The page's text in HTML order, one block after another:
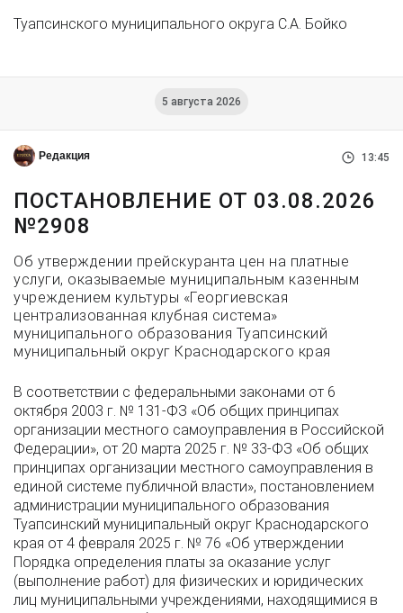
Туапсинского муниципального округа С.А. Бойко
5 августа 2026
Редакция 13:45
ПОСТАНОВЛЕНИЕ ОТ 03.08.2026
№2908
Об утверждении прейскуранта цен на платные
услуги, оказываемые муниципальным казенным
учреждением культуры «Георгиевская
централизованная клубная система»
муниципального образования Туапсинский
муниципальный округ Краснодарского края
В соответствии с федеральными законами от 6
октября 2003 г. № 131-ФЗ «Об общих принципах
организации местного самоуправления в Российской
Федерации», от 20 марта 2025 г. № 33-ФЗ «Об общих
принципах организации местного самоуправления в
единой системе публичной власти», постановлением
администрации муниципального образования
Туапсинский муниципальный округ Краснодарского
края от 4 февраля 2025 г. № 76 «Об утверждении
Порядка определения платы за оказание услуг
(выполнение работ) для физических и юридических
лиц муниципальными учреждениями, находящимися в